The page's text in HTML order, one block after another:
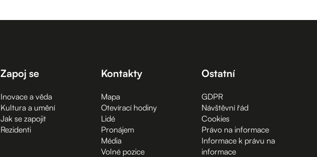
Zapoj se
Inovace a věda
Kultura a umění
Jak se zapojit
Rezidenti
Kontakty
Mapa
Otevírací hodiny
Lidé
Pronájem
Média
Volné pozice
Ostatní
GDPR
Návštěvní řád
Cookies
Právo na informace
Informace k právu na
informace